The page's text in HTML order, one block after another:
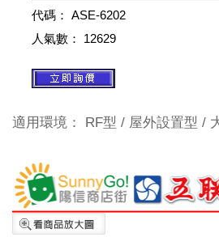
代碼： ASE-6202
人氣數： 12629
適用環境： RF型 / 屋外設置型 /